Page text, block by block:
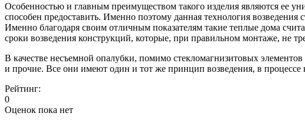
Особенностью и главным преимуществом такого изделия являются ее
способен предоставить. Именно поэтому данная технология
Именно благодаря своим отличным показателям такие теплые дома
сроки возведения конструкций, которые, при правильном монтаже, не
В качестве несъемной опалубки, помимо стекломагнизитовых
и прочие. Все они имеют один и тот же принцип возведения, в процессе
Рейтинг:
0
Оценок пока нет